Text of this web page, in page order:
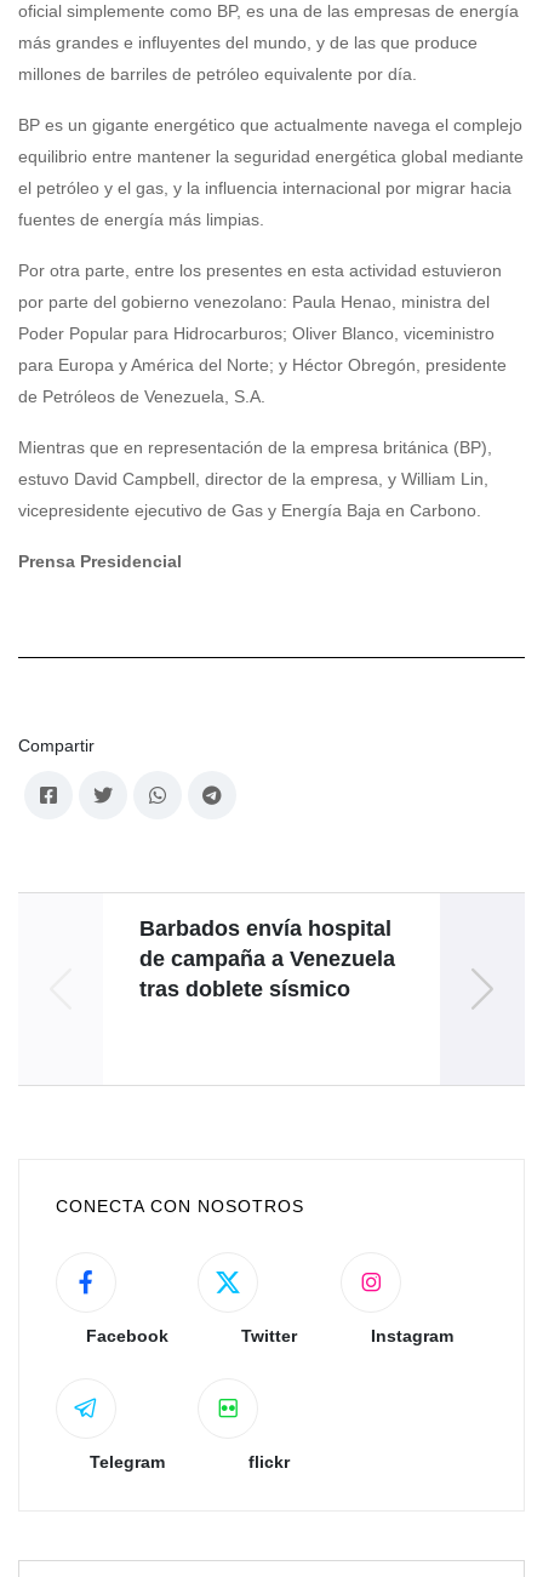
oficial simplemente como BP, es una de las empresas de energía
más grandes e influyentes del mundo, y de las que produce
millones de barriles de petróleo equivalente por día.
BP es un gigante energético que actualmente navega el complejo
equilibrio entre mantener la seguridad energética global mediante
el petróleo y el gas, y la influencia internacional por migrar hacia
fuentes de energía más limpias.
Por otra parte, entre los presentes en esta actividad estuvieron
por parte del gobierno venezolano: Paula Henao, ministra del
Poder Popular para Hidrocarburos; Oliver Blanco, viceministro
para Europa y América del Norte; y Héctor Obregón, presidente
de Petróleos de Venezuela, S.A.
Mientras que en representación de la empresa británica (BP),
estuvo David Campbell, director de la empresa, y William Lin,
vicepresidente ejecutivo de Gas y Energía Baja en Carbono.
Prensa Presidencial
Compartir
Barbados envía hospital
de campaña a Venezuela
tras doblete sísmico
CONECTA CON NOSOTROS
Facebook Twitter Instagram
Telegram flickr